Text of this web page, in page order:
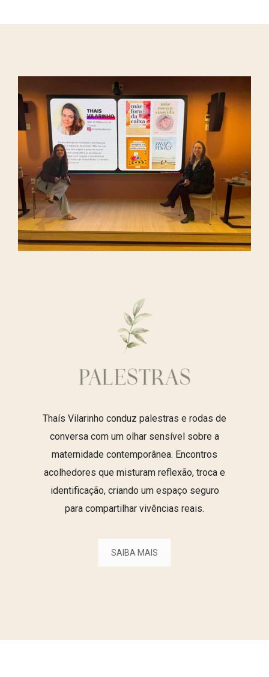
Thaís Vilarinho conduz palestras e rodas de
conversa com um olhar sensível sobre a
maternidade contemporânea. Encontros
acolhedores que misturam reflexão, troca e
identificação, criando um espaço seguro
para compartilhar vivências reais.
SAIBA MAIS